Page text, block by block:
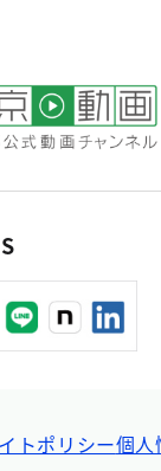
トポリシー個人